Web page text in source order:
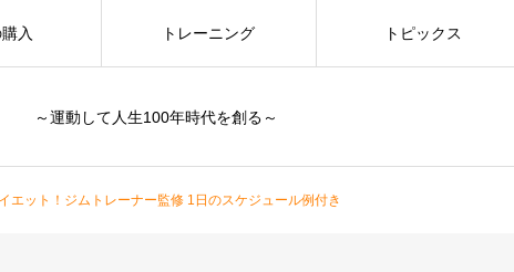
～運動して人生100年時代を創る～
入 トレーニング トピックス
エット！ジムトレーナー監修 1日のスケジュール例付き